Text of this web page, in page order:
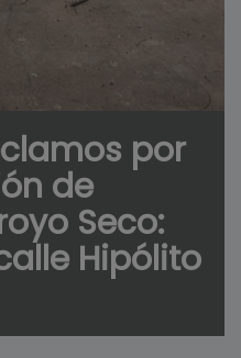
por
de
Seco:
Hipólito